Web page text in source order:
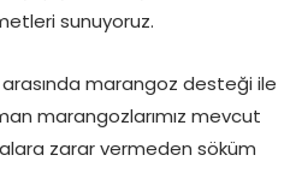
sunuyoruz.
marangoz desteği ile
marangozlarımız mevcut
zarar vermeden söküm